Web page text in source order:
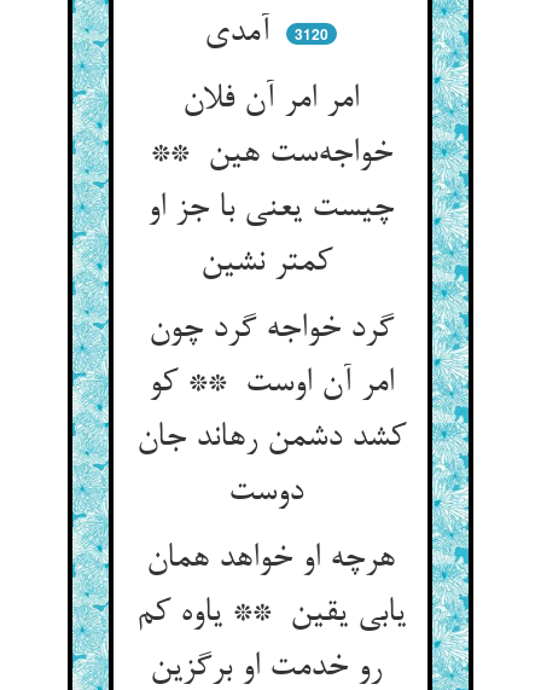
3120
امر امر آن فلان
خواجه‌ست هین **
چیست یعنی با جز او
کمتر نشین
گرد خواجه گرد چون
امر آن اوست ** کو
کشد دشمن رهاند جان
دوست
هرچه او خواهد همان
یابی یقین ** یاوه کم